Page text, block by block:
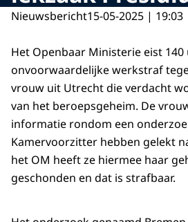
Nieuwsbericht15-05-2025 | 19:03
Het Openbaar Ministerie eist 140
onvoorwaardelijke werkstraf
vrouw uit Utrecht die verdacht
van het beroepsgeheim. De
informatie rondom een
Kamervoorzitter hebben gelekt
het OM heeft ze hiermee haar
geschonden en dat is strafbaar.